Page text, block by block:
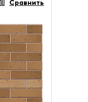
Сравнить